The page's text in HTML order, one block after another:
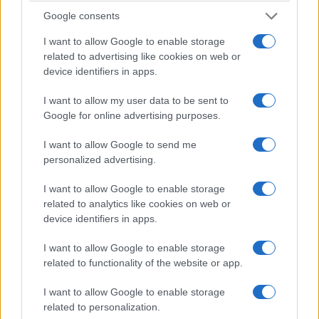
Google consents
I want to allow Google to enable storage
related to advertising like cookies on web or
device identifiers in apps.
I want to allow my user data to be sent to
Google for online advertising purposes.
I want to allow Google to send me
personalized advertising.
I want to allow Google to enable storage
related to analytics like cookies on web or
device identifiers in apps.
I want to allow Google to enable storage
related to functionality of the website or app.
I want to allow Google to enable storage
related to personalization.
causato l’ilarità e la simpatia della cittadinanza
come esempio di spirito d’intraprendenza, di sana
voglia di fare rimboccandosi le maniche e
guadagnando in autonomia. Un esempio, in altre